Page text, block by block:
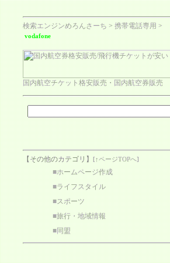
検索エンジンめろんさーち>携帯電話専用>
vodafone
国内航空チケット格安販売・国内航空券販売
【その他のカテゴリ】[↑ページTOPへ]
■ホームページ作成
■ライフスタイル
■スポーツ
■旅行・地域情報
■同盟